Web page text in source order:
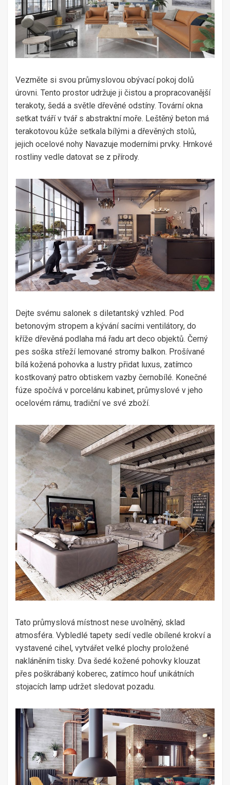
Vezměte si svou průmyslovou obývací pokoj dolů
úrovni. Tento prostor udržuje ji čistou a propracovanější
terakoty, šedá a světle dřevěné odstíny. Tovární okna
setkat tváří v tvář s abstraktní moře. Leštěný beton má
terakotovou kůže setkala bílými a dřevěných stolů,
jejich ocelové nohy Navazuje moderními prvky. Hrnkové
rostliny vedle datovat se z přírody.
Dejte svému salonek s diletantský vzhled. Pod
betonovým stropem a kývání sacími ventilátory, do
kříže dřevěná podlaha má řadu art deco objektů. Černý
pes soška střeží lemované stromy balkon. Prošívané
bílá kožená pohovka a lustry přidat luxus, zatímco
kostkovaný patro obtiskem vazby černobílé. Konečné
fúze spočívá v porcelánu kabinet, průmyslové v jeho
ocelovém rámu, tradiční ve své zboží.
Tato průmyslová místnost nese uvolněný, sklad
atmosféra. Vybledlé tapety sedí vedle obílené krokví a
vystavené cihel, vytvářet velké plochy proložené
nakláněním tisky. Dva šedé kožené pohovky klouzat
přes poškrábaný koberec, zatímco houf unikátních
stojacích lamp udržet sledovat pozadu.